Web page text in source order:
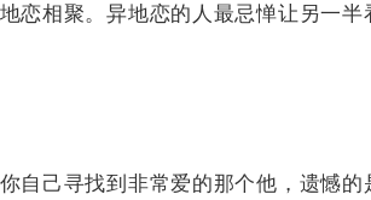
恋相聚。异地恋的人最忌惮让另一半
自己寻找到非常爱的那个他，遗憾